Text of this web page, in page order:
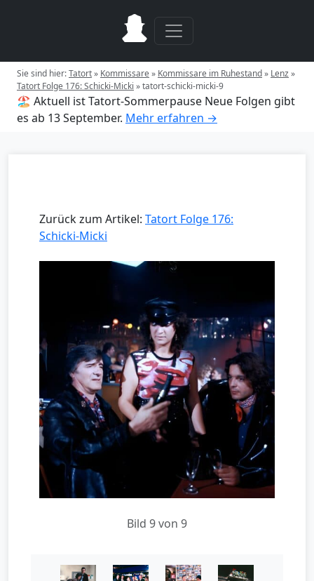
Sie sind hier:Tatort» Kommissare» Kommissare im Ruhestand» Lenz»
Tatort Folge 176: Schicki-Micki »tatort-schicki-micki-9
🏖️ Aktuell ist Tatort-Sommerpause Neue Folgen gibt
es ab 13 September. Mehr erfahren →
Zurück zum Artikel: Tatort Folge 176:
Schicki-Micki
Bild 9 von 9